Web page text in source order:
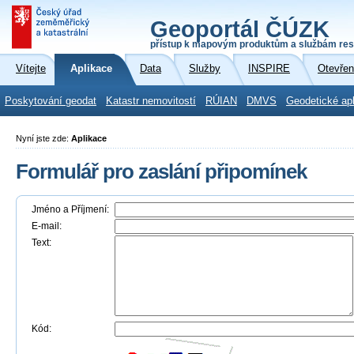
Geoportál ČÚZK
přístup k mapovým produktům a službám
Vítejte Aplikace Data Služby INSPIRE
Poskytování geodat Katastr nemovitostí RÚIAN DMVS Geodetické
Nyní jste zde: Aplikace
Formulář pro zaslání připomínek
Jméno a Příjmení:
E-mail:
Text:
Kód: